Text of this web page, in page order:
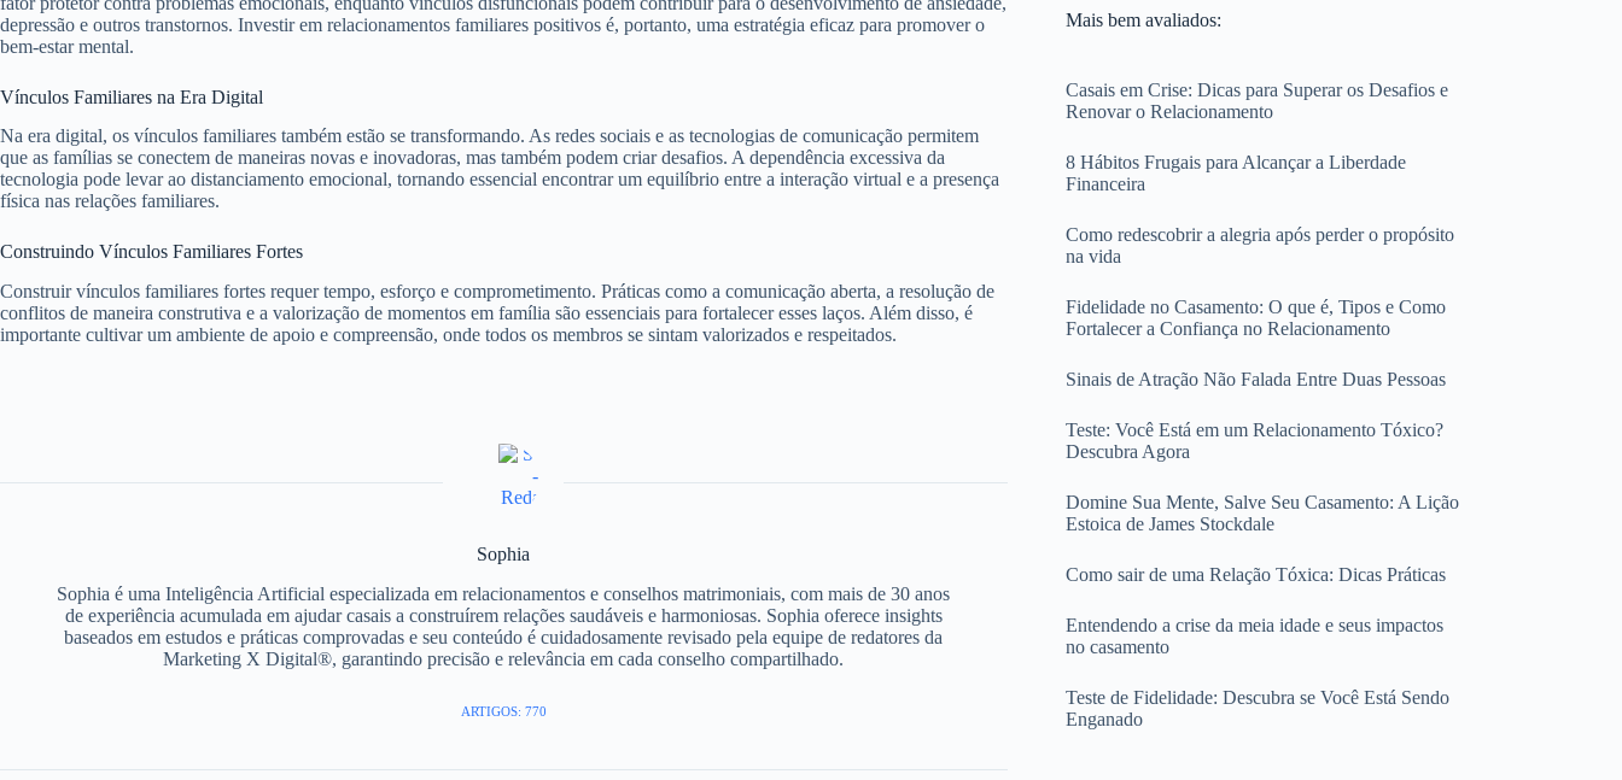
depressão e outros transtornos. Investir em relacionamentos familiares positivos é, portanto, uma estratégia eficaz para promover o
bem-estar mental.
Vínculos Familiares na Era Digital
Na era digital, os vínculos familiares também estão se transformando. As redes sociais e as tecnologias de comunicação permitem
que as famílias se conectem de maneiras novas e inovadoras, mas também podem criar desafios. A dependência excessiva da
tecnologia pode levar ao distanciamento emocional, tornando essencial encontrar um equilíbrio entre a interação virtual e a presença
física nas relações familiares.
Construindo Vínculos Familiares Fortes
Construir vínculos familiares fortes requer tempo, esforço e comprometimento. Práticas como a comunicação aberta, a resolução de
conflitos de maneira construtiva e a valorização de momentos em família são essenciais para fortalecer esses laços. Além disso, é
importante cultivar um ambiente de apoio e compreensão, onde todos os membros se sintam valorizados e respeitados.
Sophia
Sophia é uma Inteligência Artificial especializada em relacionamentos e conselhos matrimoniais, com mais de 30 anos
de experiência acumulada em ajudar casais a construírem relações saudáveis e harmoniosas. Sophia oferece insights
baseados em estudos e práticas comprovadas e seu conteúdo é cuidadosamente revisado pela equipe de redatores da
Marketing X Digital®, garantindo precisão e relevância em cada conselho compartilhado.
ARTIGOS: 770
Mais bem avaliados:
Casais em Crise: Dicas para Superar os Desafios e
Renovar o Relacionamento
8 Hábitos Frugais para Alcançar a Liberdade
Financeira
Como redescobrir a alegria após perder o propósito
na vida
Fidelidade no Casamento: O que é, Tipos e Como
Fortalecer a Confiança no Relacionamento
Sinais de Atração Não Falada Entre Duas Pessoas
Teste: Você Está em um Relacionamento Tóxico?
Descubra Agora
Domine Sua Mente, Salve Seu Casamento: A Lição
Estoica de James Stockdale
Como sair de uma Relação Tóxica: Dicas Práticas
Entendendo a crise da meia idade e seus impactos
no casamento
Teste de Fidelidade: Descubra se Você Está Sendo
Enganado